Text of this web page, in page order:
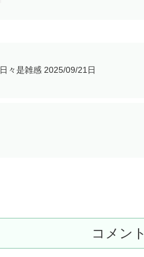
日々是雑感 2025/09/21日
コメン